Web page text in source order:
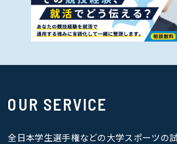
OUR SERVICE
全日本学生選手権などの大学スポーツの